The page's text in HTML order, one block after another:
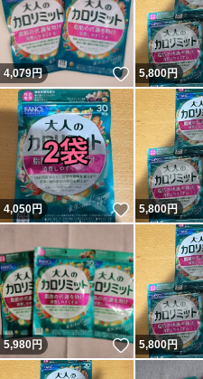
4,079円 いいね！
5,800円
4,050円 いいね！
5,800円
5,980円 いいね！
5,800円